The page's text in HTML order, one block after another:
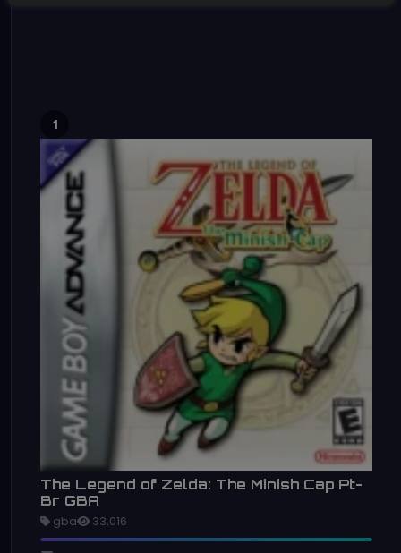
1
The Legend of Zelda: The Minish Cap Pt-
Br GBA
gba 33,016